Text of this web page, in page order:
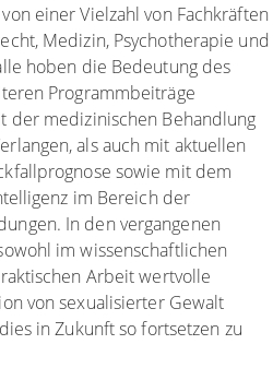
einer Vielzahl von Fachkräften
Medizin, Psychotherapie und
hoben die Bedeutung des
Programmbeiträge
der medizinischen Behandlung
als auch mit aktuellen
sowie mit dem
im Bereich der
In den vergangenen
im wissenschaftlichen
Arbeit wertvolle
von sexualisierter Gewalt
in Zukunft so fortsetzen zu